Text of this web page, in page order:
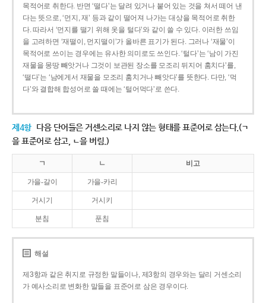
목적어로 취한다. 반면 ‘떨다’는 달려 있거나 붙어 있는 것을 쳐서 떼어 낸
다는 뜻으로, ‘먼지, 재’ 등과 같이 떨어져 나가는 대상을 목적어로 취한
다. 따라서 ‘먼지를 떨기 위해 옷을 털다’와 같이 쓸 수 있다. 이러한 쓰임
을 고려하면 ‘재떨이, 먼지떨이’가 올바른 표기가 된다. 그러나 ‘재물’이
목적어로 쓰이는 경우에는 유사한 의미로도 쓰인다. ‘털다’는 ‘남이 가진
재물을 몽땅 빼앗거나 그것이 보관된 장소를 모조리 뒤지어 훔치다’를,
‘떨다’는 ‘남에게서 재물을 모조리 훔치거나 빼앗다’를 뜻한다. 다만, ‘먹
다’와 결합해 합성어로 쓸 때에는 ‘털어먹다’로 쓴다.
제4항 다음 단어들은 거센소리로 나지 않는 형태를 표준어로 삼는다.(ㄱ
을 표준어로 삼고, ㄴ을 버림.)
ㄱ ㄴ 비고
가을-갈이 가을-카리
거시기 거시키
분침 푼침
해설
제3항과 같은 취지로 규정한 말들이나, 제3항의 경우와는 달리 거센소리
가 예사소리로 변화한 말들을 표준어로 삼은 경우이다.